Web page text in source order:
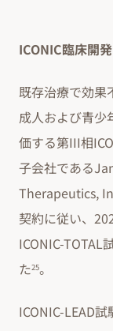
ICONIC臨床開
既存治療で効果
成人および青少
価する第III相
子会社である
Therapeutics,
契約に従い、
ICONIC-TOTAL
た25。
ICONIC-LEAD試